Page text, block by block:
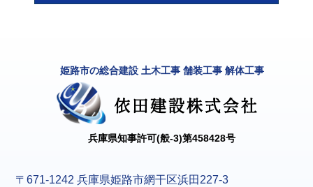
姫路市の総合建設 土木工事 舗装工事 解体工事
兵庫県知事許可(般-3)第458428号
〒671-1242 兵庫県姫路市網干区浜田227-3